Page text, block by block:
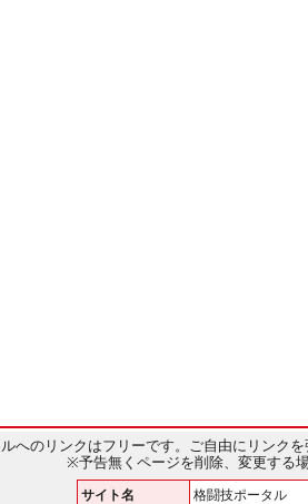
へのリンクはフリーです。ご自由にリンク
※予告無くページを削除、変更する
サイト名 格闘技ポータル